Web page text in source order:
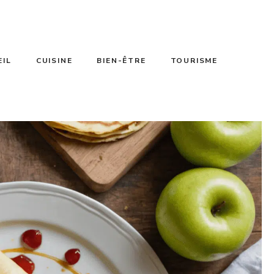
CUISINE BIEN-ÊTRE TOURISME